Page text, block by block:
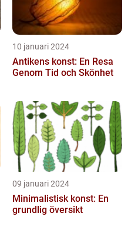
10 januari 2024
Antikens konst: En Resa
Genom Tid och Skönhet
09 januari 2024
Minimalistisk konst: En
grundlig översikt